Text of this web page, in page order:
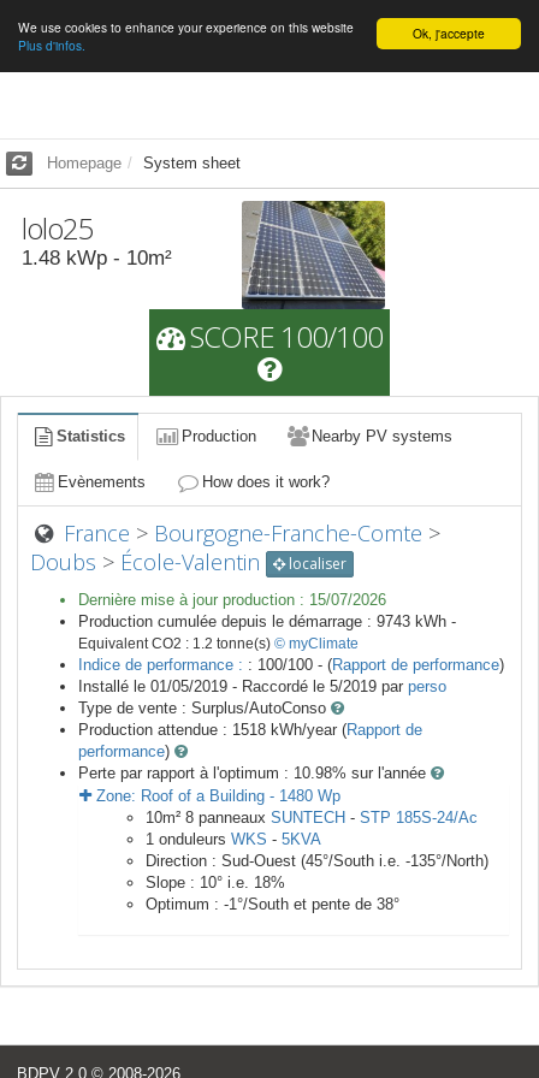
English Ok, j'accepte
We use cookies to enhance your experience on this website
Plus d'infos.
Homepage System sheet
lolo25
1.48 kWp - 10m²
SCORE 100/100
Statistics Production Nearby PV systems
Evènements How does it work?
France > Bourgogne-Franche-Comte >
Doubs > École-Valentin localiser
Dernière mise à jour production : 15/07/2026
Production cumulée depuis le démarrage : 9743 kWh -
Equivalent CO2 : 1.2 tonne(s) © myClimate
Indice de performance : : 100/100 - (Rapport de performance)
Installé le 01/05/2019 - Raccordé le 5/2019 par perso
Type de vente : Surplus/AutoConso
Production attendue : 1518 kWh/year (Rapport de
performance)
Perte par rapport à l'optimum : 10.98% sur l'année
Zone: Roof of a Building - 1480 Wp
10m² 8 panneaux SUNTECH - STP 185S-24/Ac
1 onduleurs WKS - 5KVA
Direction : Sud-Ouest (45°/South i.e. -135°/North)
Slope : 10° i.e. 18%
Optimum : -1°/South et pente de 38°
BDPV 2.0 © 2008-2026